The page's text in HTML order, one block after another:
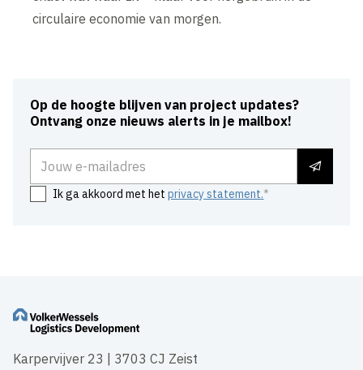
circulaire economie van morgen.
Op de hoogte blijven van project updates?
Ontvang onze nieuws alerts in je mailbox!
Ik ga akkoord met hetprivacy statement.
Karpervijver 23 | 3703 CJ Zeist